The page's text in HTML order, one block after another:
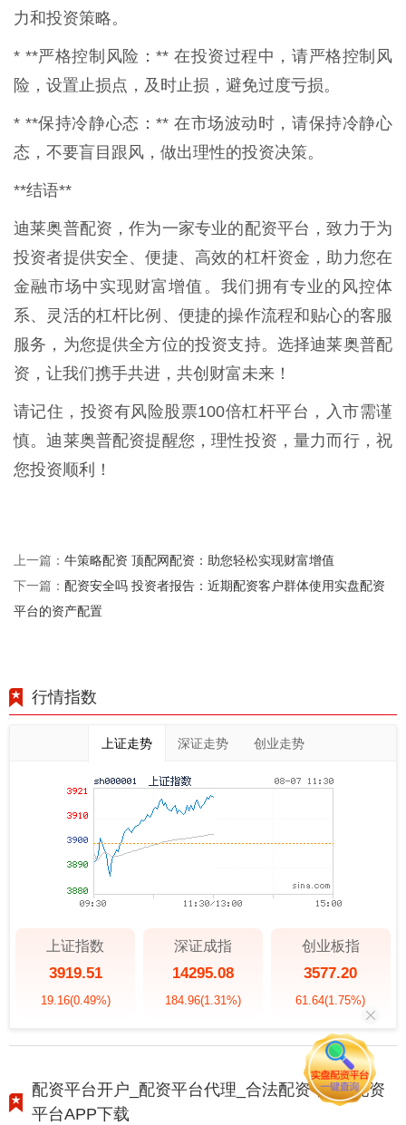
力和投资策略。
* **严格控制风险：** 在投资过程中，请严格控制风
险，设置止损点，及时止损，避免过度亏损。
* **保持冷静心态：** 在市场波动时，请保持冷静心
态，不要盲目跟风，做出理性的投资决策。
**结语**
迪莱奥普配资，作为一家专业的配资平台，致力于为
投资者提供安全、便捷、高效的杠杆资金，助力您在
金融市场中实现财富增值。我们拥有专业的风控体
系、灵活的杠杆比例、便捷的操作流程和贴心的客服
服务，为您提供全方位的投资支持。选择迪莱奥普配
资，让我们携手共进，共创财富未来！
请记住，投资有风险股票100倍杠杆平台，入市需谨
慎。迪莱奥普配资提醒您，理性投资，量力而行，祝
您投资顺利！
上一篇： 牛策略配资 顶配网配资：助您轻松实现财富增值
下一篇： 配资安全吗 投资者报告：近期配资客户群体使用实盘配资
平台的资产配置
行情指数
上证走势 深证走势 创业走势
上证指数
3919.51
19.16(0.49%)
深证成指
14295.08
184.96(1.31%)
创业板指
3577.20
61.64(1.75%)
配资平台开户_配资平台代理_合法配资平台_配资
平台APP下载